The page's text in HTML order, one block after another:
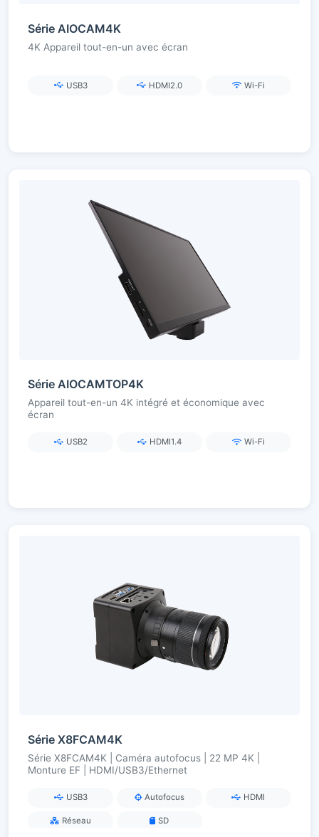
Série AIOCAM4K
4K Appareil tout-en-un avec écran
USB3 HDMI2.0 Wi-Fi
Série AIOCAMTOP4K
Appareil tout-en-un 4K intégré et économique avec
écran
USB2 HDMI1.4 Wi-Fi
Série X8FCAM4K
Série X8FCAM4K | Caméra autofocus | 22 MP 4K |
Monture EF | HDMI/USB3/Ethernet
USB3 Autofocus HDMI
Réseau SD